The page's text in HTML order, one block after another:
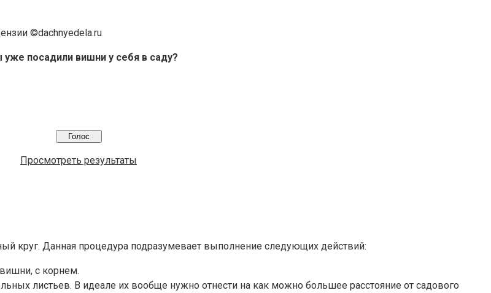
©dachnyedela.ru
уже посадили вишни у себя в саду?
Просмотреть результаты
круг. Данная процедура подразумевает выполнение следующих действий:
с корнем.
листьев. В идеале их вообще нужно отнести на как можно большее расстояние от садового